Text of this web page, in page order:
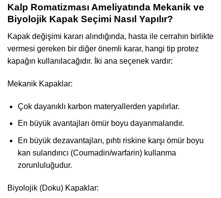
Kalp Romatizması Ameliyatında Mekanik ve
Biyolojik Kapak Seçimi Nasıl Yapılır?
Kapak değişimi kararı alındığında, hasta ile cerrahın birlikte
vermesi gereken bir diğer önemli karar, hangi tip protez
kapağın kullanılacağıdır. İki ana seçenek vardır:
Mekanik Kapaklar:
Çok dayanıklı karbon materyallerden yapılırlar.
En büyük avantajları ömür boyu dayanmalarıdır.
En büyük dezavantajları, pıhtı riskine karşı ömür boyu
kan sulandırıcı (Coumadin/warfarin) kullanma
zorunluluğudur.
Biyolojik (Doku) Kapaklar: